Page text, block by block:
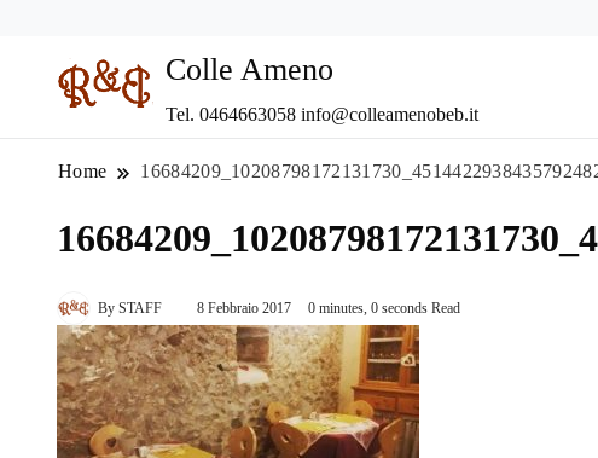
Colle Ameno
Tel. 0464663058 info@colleamenobeb.it
Home
By STAFF 8 Febbraio 2017 0 minutes, 0 seconds Read